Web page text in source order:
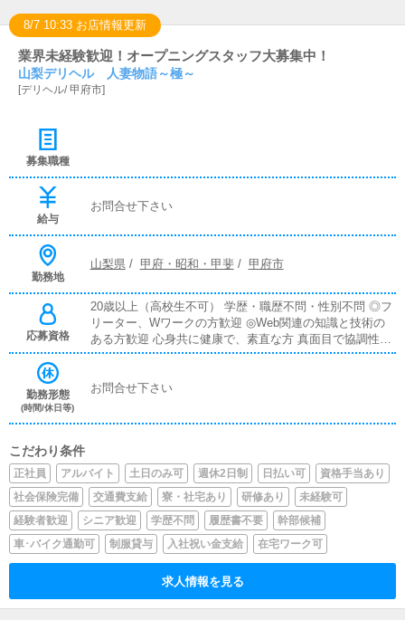
8/7 10:33 お店情報更新
業界未経験歓迎！オープニングスタッフ大募集中！
山梨デリヘル 人妻物語～極～
[デリヘル/甲府市]
募集職種
給与
お問合せ下さい
勤務地
山梨県/ 甲府・昭和・甲斐/ 甲府市
応募資格
20歳以上（高校生不可） 学歴・職歴不問・性別不問 ◎フ
リーター、Wワークの方歓迎 ◎Web関連の知識と技術の
ある方歓迎 心身共に健康で、素直な方 真面目で協調性の
ある方
勤務形態
(時間/休日等)
お問合せ下さい
こだわり条件
正社員 アルバイト 土日のみ可 週休2日制 日払い可
資格手当あり
社会保険完備
交通費支給 寮・社宅あり 研修あり
未経験可
経験者歓迎
シニア歓迎 学歴不問 履歴書不要
幹部候補
車･バイク通勤可
制服貸与 入社祝い金支給 在宅ワーク可
求人情報を見る